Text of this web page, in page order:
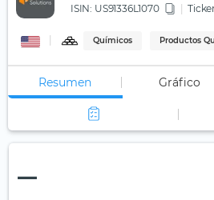
ISIN: US91336L1070
Químicos Productos
Resumen Gráfico
—